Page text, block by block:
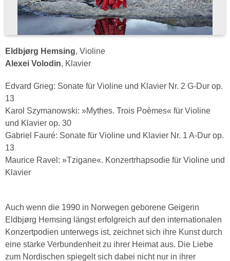
Eldbjørg Hemsing, Violine
Alexei Volodin, Klavier
Edvard Grieg: Sonate für Violine und Klavier Nr. 2 G-Dur op.
13
Karol Szymanowski: »Mythes. Trois Poèmes« für Violine
und Klavier op. 30
Gabriel Fauré: Sonate für Violine und Klavier Nr. 1 A-Dur op.
13
Maurice Ravel: »Tzigane«. Konzertrhapsodie für Violine und
Klavier
Auch wenn die 1990 in Norwegen geborene Geigerin
Eldbjørg Hemsing längst erfolgreich auf den internationalen
Konzertpodien unterwegs ist, zeichnet sich ihre Kunst durch
eine starke Verbundenheit zu ihrer Heimat aus. Die Liebe
zum Nordischen spiegelt sich dabei nicht nur in ihrer